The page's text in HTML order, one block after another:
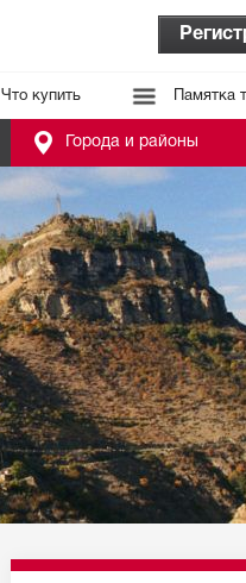
Что купить Памятка
Города и районы